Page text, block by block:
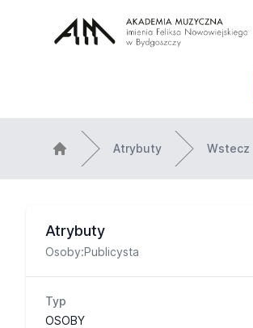
Atrybuty Wstecz
Atrybuty
Osoby:Publicysta
Typ
OSOBY